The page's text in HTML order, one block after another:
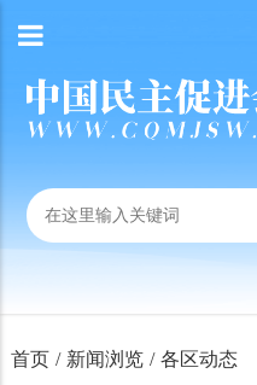
首页 / 新闻浏览 / 各区动态